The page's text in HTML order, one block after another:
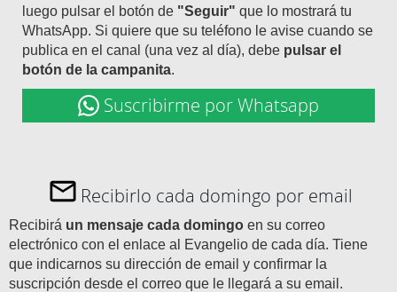
luego pulsar el botón de "Seguir" que lo mostrará tu
WhatsApp. Si quiere que su teléfono le avise cuando se
publica en el canal (una vez al día), debe pulsar el
botón de la campanita.
Suscribirme por Whatsapp
Recibirlo cada domingo por email
Recibirá un mensaje cada domingo en su correo
electrónico con el enlace al Evangelio de cada día. Tiene
que indicarnos su dirección de email y confirmar la
suscripción desde el correo que le llegará a su email.